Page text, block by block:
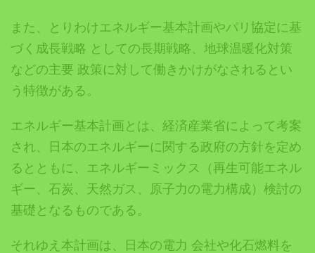
また、とりわけエネルギー基本計画やパリ協定に基
づく成長戦略 としての長期戦略、地球温暖化対策
などの主要 政策に対して働きかけがなされるとい
う特徴がある。
エネルギー基本計画とは、経済産業省によって考案
され、日本のエネルギーに関する政府の方針を定め
るとともに、エネルギーミックス（再生可能エネル
ギー、石炭、天然ガス、原子力の電力構成）検討の
基礎となるものである。
それゆえ本計画は、日本の電力 会社や化石燃料を